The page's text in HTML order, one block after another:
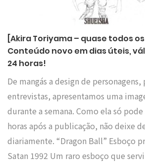
[Akira Toriyama – quase todos
Conteúdo novo em dias úteis,
24 horas!
De mangás a design de personagens,
entrevistas, apresentamos uma
durante a semana. Como ela só
horas após a publicação, não deixe
diariamente. “Dragon Ball” Esboço
Satan 1992 Um raro esboço que